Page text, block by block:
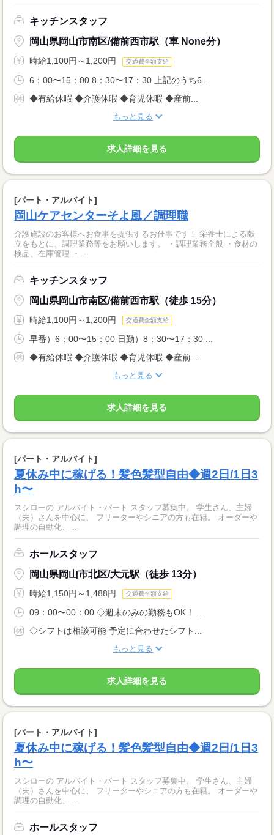
キッチンスタッフ
岡山県岡山市南区/備前西市駅（車 None分）
時給1,100円～1,200円 交通費全額支給
6：00〜15：00 8：30〜17：30 上記のうち6...
◆有給休暇 ◆介護休暇 ◆育児休暇 ◆産前...
もっと見る
求人詳細を見る
[パート・アルバイト]
岡山ケアセンターそよ風／調理職
介護施設のお客様へお食事を提供するお仕事です！ 栄養士による献
立をもとに、調理業務等をお願いします。 ・調理業務全般 ・食材の
検品、在庫管理 ・...
キッチンスタッフ
岡山県岡山市南区/備前西市駅（徒歩 15分）
時給1,100円～1,200円 交通費全額支給
早番）6：00〜15：00 日勤）8：30〜17：30 ...
◆有給休暇 ◆介護休暇 ◆育児休暇 ◆産前...
もっと見る
求人詳細を見る
[パート・アルバイト]
夏休み中に稼げる！髪色髪型自由◆週2日/1日3
h〜
スシローの アルバイト・パート スタッフ募集中。 学生さん、主婦
（夫）さんを中心に、 フリーターやシニアの方も在籍。 オーダーや
調理の自動化、 ...
ホールスタッフ
岡山県岡山市北区/大元駅（徒歩 13分）
時給1,150円～1,488円 交通費全額支給
09：00〜00：00 ◇週末のみの勤務もOK！ ...
◇シフトは相談可能 予定に合わせたシフト...
もっと見る
求人詳細を見る
[パート・アルバイト]
夏休み中に稼げる！髪色髪型自由◆週2日/1日3
h〜
スシローの アルバイト・パート スタッフ募集中。 学生さん、主婦
（夫）さんを中心に、 フリーターやシニアの方も在籍。 オーダーや
調理の自動化、 ...
ホールスタッフ